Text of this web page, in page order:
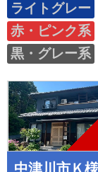
ライトグレー
赤・ピンク系
黒・グレー系